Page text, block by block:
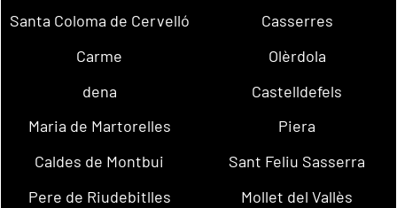
Santa Coloma de Cervelló
Casserres
Carme
Olèrdola
dena
Castelldefels
Maria de Martorelles
Piera
Caldes de Montbui
Sant Feliu Sasserra
Pere de Riudebitlles
Mollet del Vallès